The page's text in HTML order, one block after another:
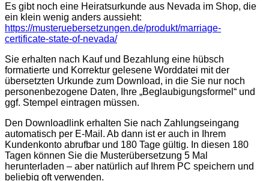
Es gibt noch eine Heiratsurkunde aus Nevada im Shop, die
ein klein wenig anders aussieht:
https://musteruebersetzungen.de/produkt/marriage-
certificate-state-of-nevada/
Sie erhalten nach Kauf und Bezahlung eine hübsch
formatierte und Korrektur gelesene Worddatei mit der
übersetzten Urkunde zum Download, in die Sie nur noch
personenbezogene Daten, Ihre „Beglaubigungsformel“ und
ggf. Stempel eintragen müssen.
Den Downloadlink erhalten Sie nach Zahlungseingang
automatisch per E-Mail. Ab dann ist er auch in Ihrem
Kundenkonto abrufbar und 180 Tage gültig. In diesen 180
Tagen können Sie die Musterübersetzung 5 Mal
herunterladen – aber natürlich auf Ihrem PC speichern und
beliebig oft verwenden.